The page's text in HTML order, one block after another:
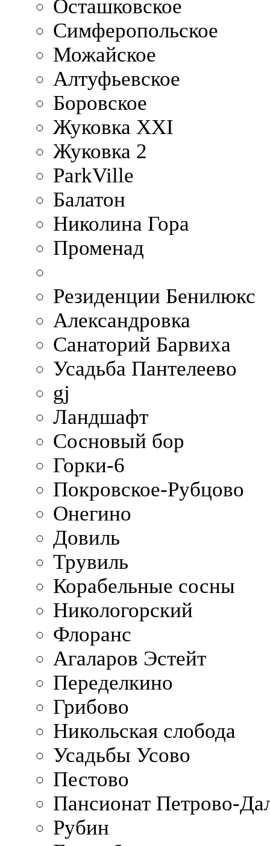
Осташковское
Симферопольское
Можайское
Алтуфьевское
Боровское
Жуковка XXI
Жуковка 2
ParkVille
Балатон
Николина Гора
Променад
Резиденции Бенилюкс
Александровка
Санаторий Барвиха
Усадьба Пантелеево
gj
Ландшафт
Сосновый бор
Горки-6
Покровское-Рубцово
Онегино
Довиль
Трувиль
Корабельные сосны
Никологорский
Флоранс
Агаларов Эстейт
Переделкино
Грибово
Никольская слобода
Усадьбы Усово
Пестово
Пансионат Петрово-
Рубин